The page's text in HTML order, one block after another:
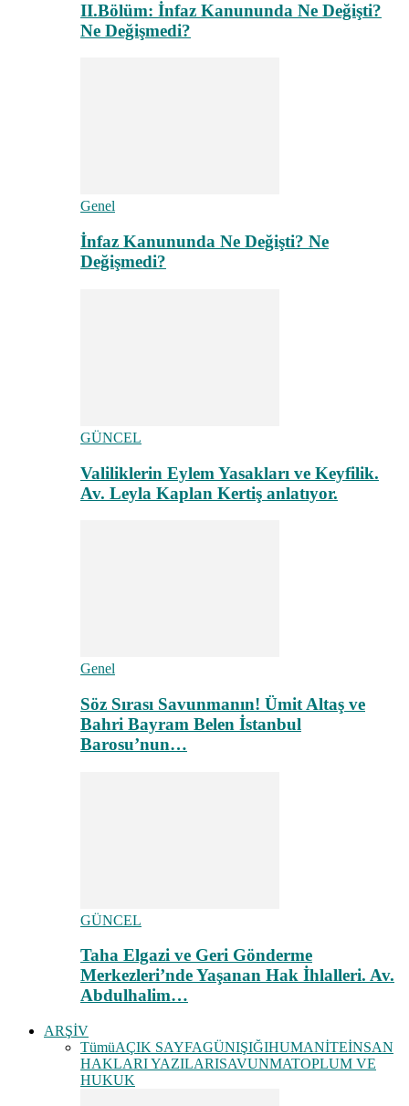
II.Bölüm: İnfaz Kanununda Ne Değişti?
Ne Değişmedi?
Genel
İnfaz Kanununda Ne Değişti? Ne
Değişmedi?
GÜNCEL
Valiliklerin Eylem Yasakları ve Keyfilik.
Av. Leyla Kaplan Kertiş anlatıyor.
Genel
Söz Sırası Savunmanın! Ümit Altaş ve
Bahri Bayram Belen İstanbul
Barosu’nun…
GÜNCEL
Taha Elgazi ve Geri Gönderme
Merkezleri’nde Yaşanan Hak İhlalleri. Av.
Abdulhalim…
ARŞİV
TümüAÇIK SAYFAGÜNIŞIĞIHUMANİTEİNSAN
HAKLARI YAZILARISAVUNMATOPLUM VE
HUKUK